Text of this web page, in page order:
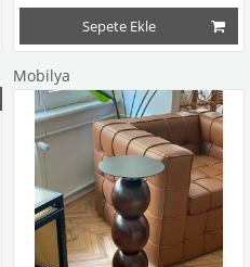
Sepete Ekle
Mobilya